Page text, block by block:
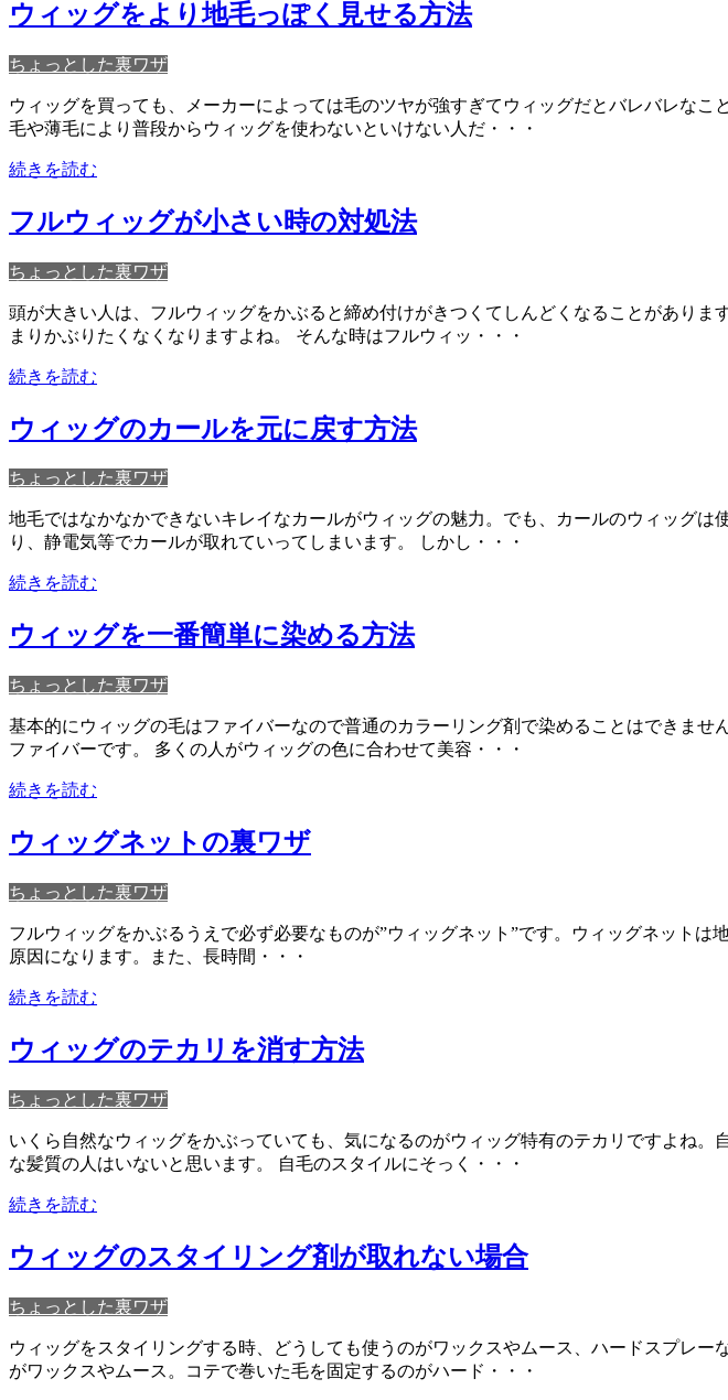
ウィッグをより地毛っぽく見せる方法
ちょっとした裏ワザ
ウィッグを買っても、メーカーによっては毛のツヤが強すぎてウィッグだとバレバレな
毛や薄毛により普段からウィッグを使わないといけない人だ・・・
続きを読む
フルウィッグが小さい時の対処法
ちょっとした裏ワザ
頭が大きい人は、フルウィッグをかぶると締め付けがきつくてしんどくなることがあり
まりかぶりたくなくなりますよね。 そんな時はフルウィッ・・・
続きを読む
ウィッグのカールを元に戻す方法
ちょっとした裏ワザ
地毛ではなかなかできないキレイなカールがウィッグの魅力。でも、カールのウィッグ
り、静電気等でカールが取れていってしまいます。 しかし・・・
続きを読む
ウィッグを一番簡単に染める方法
ちょっとした裏ワザ
基本的にウィッグの毛はファイバーなので普通のカラーリング剤で染めることはできま
ファイバーです。 多くの人がウィッグの色に合わせて美容・・・
続きを読む
ウィッグネットの裏ワザ
ちょっとした裏ワザ
フルウィッグをかぶるうえで必ず必要なものが”ウィッグネット”です。ウィッグネット
原因になります。また、長時間・・・
続きを読む
ウィッグのテカリを消す方法
ちょっとした裏ワザ
いくら自然なウィッグをかぶっていても、気になるのがウィッグ特有のテカリですよね
な髪質の人はいないと思います。 自毛のスタイルにそっく・・・
続きを読む
ウィッグのスタイリング剤が取れない場合
ちょっとした裏ワザ
ウィッグをスタイリングする時、どうしても使うのがワックスやムース、ハードスプレ
がワックスやムース。コテで巻いた毛を固定するのがハード・・・